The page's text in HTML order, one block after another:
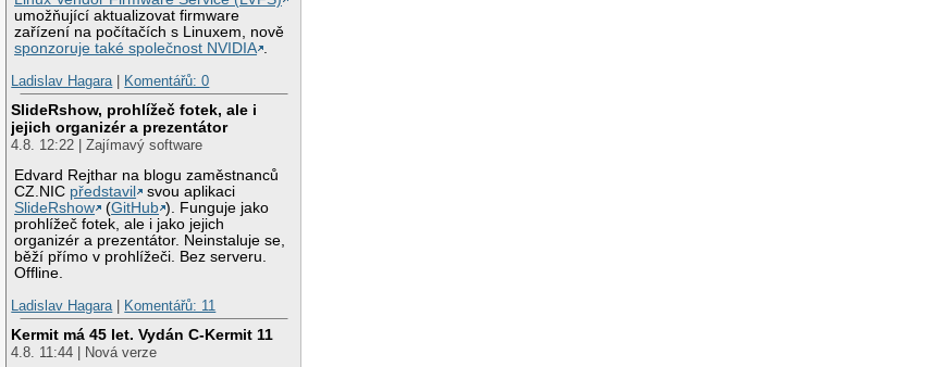
umožňující aktualizovat firmware
zařízení na počítačích s Linuxem, nově
sponzoruje také společnost NVIDIA .
Ladislav Hagara| Komentářů: 0
SlideRshow, prohlížeč fotek, ale i
jejich organizér a prezentátor
4.8. 12:22 | Zajímavý software
Edvard Rejthar na blogu zaměstnanců
CZ.NIC představil
svou aplikaci
SlideRshow
(GitHub ). Funguje jako
prohlížeč fotek, ale i jako jejich
organizér a prezentátor. Neinstaluje se,
běží přímo v prohlížeči. Bez serveru.
Offline.
Ladislav Hagara| Komentářů: 11
Kermit má 45 let. Vydán C-Kermit 11
4.8. 11:44 | Nová verze